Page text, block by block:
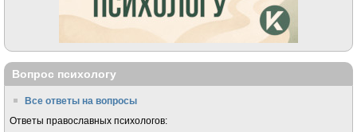
Вопрос психологу
Все ответы на вопросы
Ответы православных психологов: